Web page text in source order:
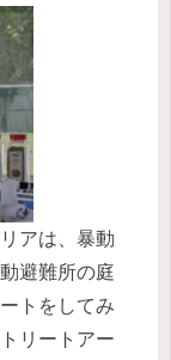
アは、暴動
避難所の庭
トをしてみ
リートアー